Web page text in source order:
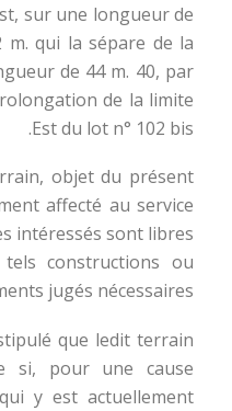
sur une longueur de
qui la sépare de la
de 44 m. 40, par
de la limite
Est du lot n° 102 bis.
objet du présent
affecté au service
intéressés sont libres
constructions ou
jugés nécessaires .
que ledit terrain
si, pour une cause
y est actuellement